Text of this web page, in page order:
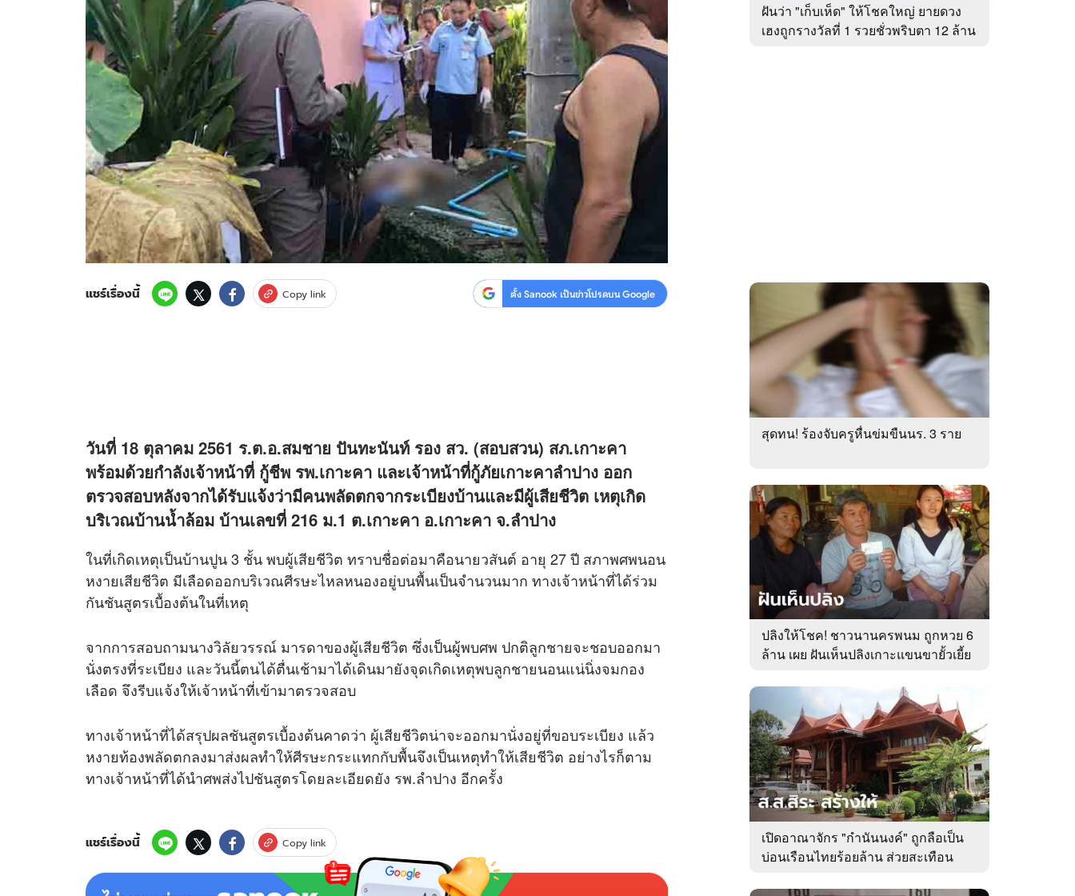
ดาวน์โหลดสนุกแอปฟรี ติดตามสนุกโซเชียลได้ที่
สงวนลิขสิทธิ์ © 2569 บริษัท อิมเมจ ฟิวเจอร์ (ประเทศไทย) จำกัด
แชร์เรื่องนี้ Copy link ตั้ง Sanook เป็นข่าวโปรดบน Google
วันที่ 18 ตุลาคม 2561 ร.ต.อ.สมชาย ปันทะนันท์ รอง สว. (สอบสวน) สภ.เกาะคา
พร้อมด้วยกำลังเจ้าหน้าที่ กู้ชีพ รพ.เกาะคา และเจ้าหน้าที่กู้ภัยเกาะคาลำปาง ออก
ตรวจสอบหลังจากได้รับแจ้งว่ามีคนพลัดตกจากระเบียงบ้านและมีผู้เสียชีวิต เหตุเกิด
บริเวณบ้านน้ำล้อม บ้านเลขที่ 216 ม.1 ต.เกาะคา อ.เกาะคา จ.ลำปาง
ในที่เกิดเหตุเป็นบ้านปูน 3 ชั้น พบผู้เสียชีวิต ทราบชื่อต่อมาคือนายวสันต์ อายุ 27 ปี สภาพศพนอน
หงายเสียชีวิต มีเลือดออกบริเวณศีรษะไหลหนองอยู่บนพื้นเป็นจำนวนมาก ทางเจ้าหน้าที่ได้ร่วม
กันชันสูตรเบื้องต้นในที่เหตุ
จากการสอบถามนางวิลัยวรรณ์ มารดาของผู้เสียชีวิต ซึ่งเป็นผู้พบศพ ปกติลูกชายจะชอบออกมา
นั่งตรงที่ระเบียง และวันนี้ตนได้ตื่นเช้ามาได้เดินมายังจุดเกิดเหตุพบลูกชายนอนแน่นิ่งจมกอง
เลือด จึงรีบแจ้งให้เจ้าหน้าที่เข้ามาตรวจสอบ
ทางเจ้าหน้าที่ได้สรุปผลชันสูตรเบื้องต้นคาดว่า ผู้เสียชีวิตน่าจะออกมานั่งอยู่ที่ขอบระเบียง แล้ว
หงายท้องพลัดตกลงมาส่งผลทำให้ศีรษะกระแทกกับพื้นจึงเป็นเหตุทำให้เสียชีวิต อย่างไรก็ตาม
ทางเจ้าหน้าที่ได้นำศพส่งไปชันสูตรโดยละเอียดยัง รพ.ลำปาง อีกครั้ง
แชร์เรื่องนี้ Copy link
ฝันว่า "เก็บเห็ด" ให้โชคใหญ่ ยายดวง
เฮงถูกรางวัลที่ 1 รวยชั่วพริบตา 12 ล้าน
สุดทน! ร้องจับครูหื่นข่มขืนนร. 3 ราย
ปลิงให้โชค! ชาวนานครพนม ถูกหวย 6
ล้าน เผย ฝันเห็นปลิงเกาะแขนขายั้วเยี้ย
เปิดอาณาจักร "กำนันนงค์" ถูกลือเป็น
บ่อนเรือนไทยร้อยล้าน ส่วยสะเทือน